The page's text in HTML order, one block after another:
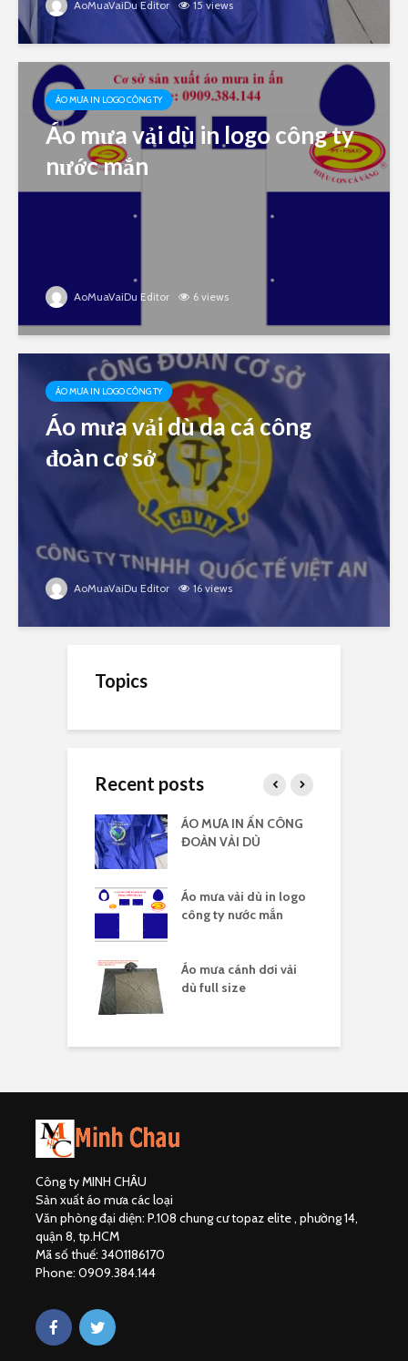
AoMuaVaiDu Editor 15 views
ÁO MƯA IN LOGO CÔNG TY
Áo mưa vải dù in logo công ty
nước mắn
AoMuaVaiDu Editor 6 views
ÁO MƯA IN LOGO CÔNG TY
Áo mưa vải dù da cá công
đoàn cơ sở
AoMuaVaiDu Editor 16 views
Topics
Recent posts
ÁO MƯA IN ẤN CÔNG
ĐOÀN VẢI DÙ
Áo mưa vải dù in logo
công ty nước mắn
Áo mưa cánh dơi vải
dù full size
Công ty MINH CHÂU
Sản xuất áo mưa các loại
Văn phòng đại diện: P.108 chung cư topaz elite , phường 14,
quận 8, tp.HCM
Mã số thuế: 3401186170
Phone: 0909.384.144